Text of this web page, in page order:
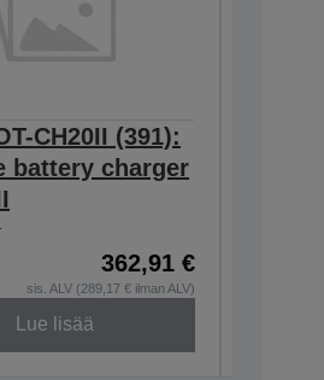
CH20II (391):
battery charger
362,91 €
sis. ALV (289,17 € ilman ALV)
Lue lisää